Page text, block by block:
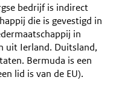
bedrijf is indirect
die is gevestigd in
in
uit Ierland. Duitsland,
Bermuda is een
lid is van de EU).